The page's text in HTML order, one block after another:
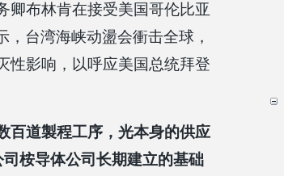
卿布林肯在接受美国哥伦比亚
台湾海峡动盪会衝击全球，
性影响，以呼应美国总统拜登
百道製程工序，光本身的供应
桉导体公司长期建立的基础